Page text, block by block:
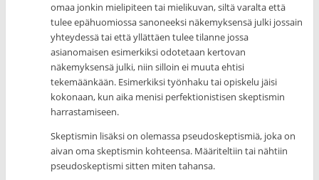
omaa jonkin mielipiteen tai mielikuvan, siltä varalta että
tulee epähuomiossa sanoneeksi näkemyksensä julki jossain
yhteydessä tai että yllättäen tulee tilanne jossa
asianomaisen esimerkiksi odotetaan kertovan
näkemyksensä julki, niin silloin ei muuta ehtisi
tekemäänkään. Esimerkiksi työnhaku tai opiskelu jäisi
kokonaan, kun aika menisi perfektionistisen skeptismin
harrastamiseen.
Skeptismin lisäksi on olemassa pseudoskeptismiä, joka on
aivan oma skeptismin kohteensa. Määriteltiin tai nähtiin
pseudoskeptismi sitten miten tahansa.